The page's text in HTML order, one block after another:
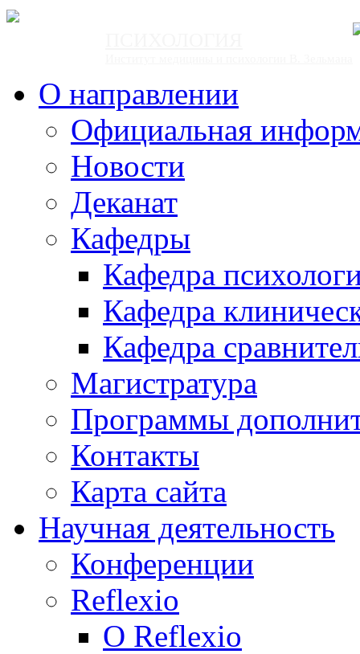
О направлении
Официальная
Новости
Деканат
Кафедры
Кафедра
Кафедра
Кафедра
Магистратура
Программы
Контакты
Карта сайта
Научная деятельность
Конференции
Reflexio
О Reflexio